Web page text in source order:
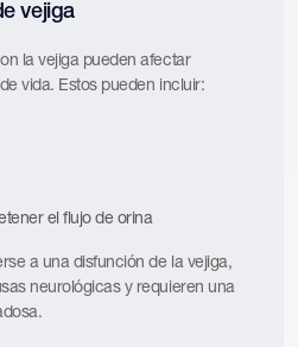
vejiga
la vejiga pueden afectar
vida. Estos pueden incluir:
el flujo de orina
a una disfunción de la vejiga,
neurológicas y requieren una